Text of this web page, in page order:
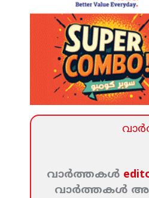
വാര്‍ത്തകള്‍
വാര്‍ത്തകള്‍